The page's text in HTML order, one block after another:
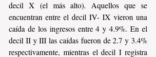
decil X (el más alto). Aquellos que se
encuentran entre el decil IV- IX vieron una
caída de los ingresos entre 4 y 4.9%. En el
decil II y III las caídas fueron de 2.7 y 3.4%
respectivamente, mientras el decil I registra